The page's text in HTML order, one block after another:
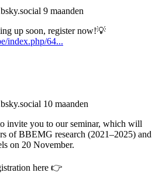
9 maanden
up soon, register now!💡
index.php/64...
10 maanden
invite you to our seminar, which will
of BBEMG research (2021–2025) and
on 20 November.
here 👉